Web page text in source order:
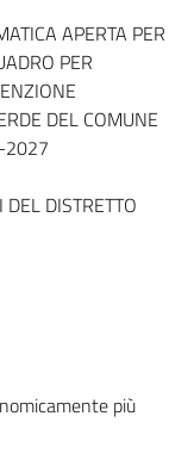
APERTA PER
PER
DEL COMUNE
2027
DISTRETTO
più